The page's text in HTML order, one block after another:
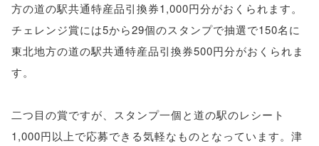
方の道の駅共通特産品引換券1,000円分がおくられます。
チェレンジ賞には5から29個のスタンプで抽選で150名に
東北地方の道の駅共通特産品引換券500円分がおくられま
す。
二つ目の賞ですが、スタンプ一個と道の駅のレシート
1,000円以上で応募できる気軽なものとなっています。津